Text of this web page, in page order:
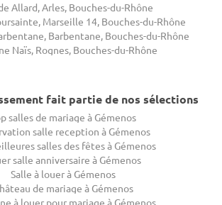
Allard, Arles, Bouches-du-Rhône
Marseille 14, Bouches-du-Rhône
Barbentane, Bouches-du-Rhône
Naïs, Rognes, Bouches-du-Rhône
fait partie de nos sélections
salles de mariage à Gémenos
salle reception à Gémenos
salles des fêtes à Gémenos
salle anniversaire à Gémenos
Salle à louer à Gémenos
de mariage à Gémenos
à louer pour mariage à Gémenos